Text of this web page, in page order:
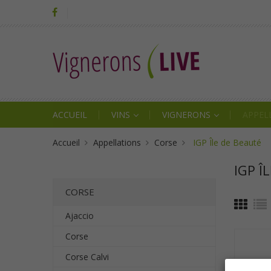
ACCUEIL VINS VIGNERONS
Accueil Appellations Corse IGP Île de Beauté
CORSE
Ajaccio
Corse
Corse Calvi
IGP